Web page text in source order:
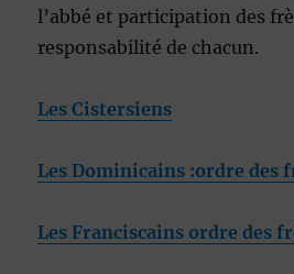
l’abbé et participation des
responsabilité de chacun.
Les Cistersiens
Les Dominicains :ordre des
Les Franciscains ordre des